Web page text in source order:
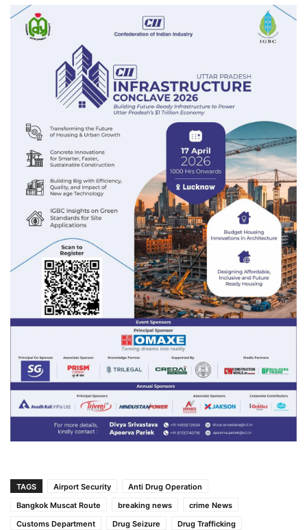
TAGS Airport Security
Anti Drug Operation
Bangkok Muscat Route
breaking news
crime News
Customs Department
Drug Seizure
Drug Trafficking